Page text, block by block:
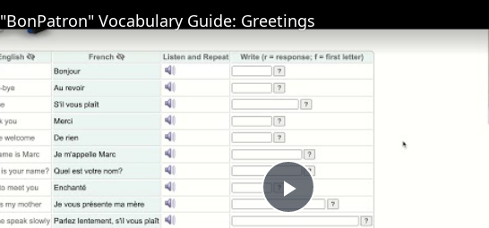
Play
"BonPatron" Vocabulary Guide: Greetings